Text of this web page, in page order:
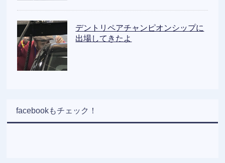
デントリペアチャンピオンシップに
出場してきたよ
facebookもチェック！